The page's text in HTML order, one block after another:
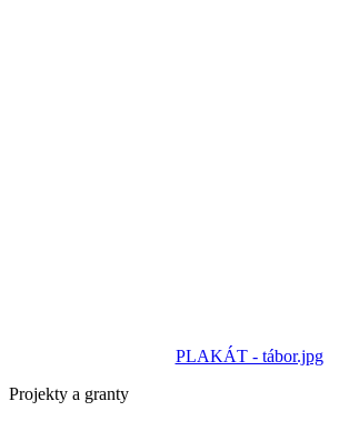
PLAKÁT - tábor.jpg
Projekty a granty